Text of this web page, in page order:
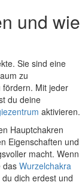
und wie
Sie sind eine
zu
fördern. Mit jeder⁣
‌du deine
aktivieren.
Hauptchakren
Eigenschaften und
macht. Wenn
dasWurzelchakra
dich erdest und